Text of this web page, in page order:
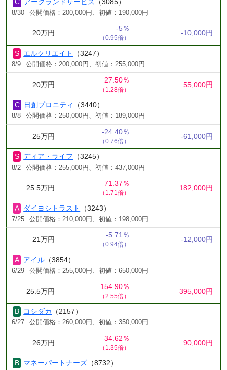
8/30 公開価格：200,000円、初値：190,000円
20万円
-5％
（0.95倍）
-10,000円
エルクリエイト （3247）
8/9 公開価格：200,000円、初値：255,000円
20万円
27.50％
（1.28倍）
55,000円
日創プロニティ （3440）
8/8 公開価格：250,000円、初値：189,000円
25万円
-24.40％
（0.76倍）
-61,000円
ディア・ライフ （3245）
8/2 公開価格：255,000円、初値：437,000円
25.5万円
71.37％
（1.71倍）
182,000円
ダイヨシトラスト （3243）
7/25 公開価格：210,000円、初値：198,000円
21万円
-5.71％
（0.94倍）
-12,000円
アイル （3854）
6/29 公開価格：255,000円、初値：650,000円
25.5万円
154.90％
（2.55倍）
395,000円
コシダカ （2157）
6/27 公開価格：260,000円、初値：350,000円
26万円
34.62％
（1.35倍）
90,000円
マネーパートナーズ （8732）